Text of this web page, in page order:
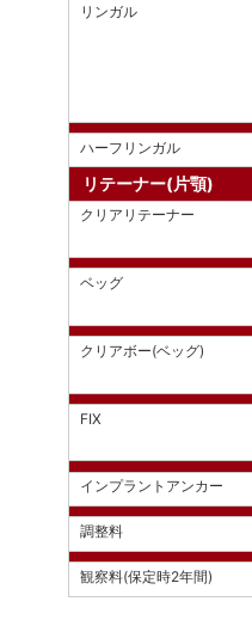
リンガル
ハーフリンガル
リテーナー(片顎)
クリアリテーナー
ベッグ
クリアボー(ベッグ)
FIX
インプラントアンカー
調整料
観察料(保定時2年間)